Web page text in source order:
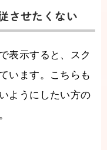
させたくない
表示すると、スク
います。こちらも
ようにしたい方の